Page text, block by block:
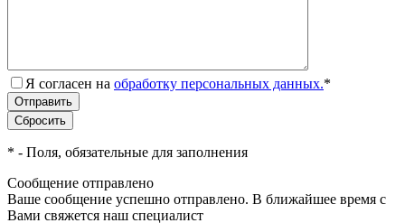
Я согласен на обработку персональных данных.*
* - Поля, обязательные для заполнения
Сообщение отправлено
Ваше сообщение успешно отправлено. В ближайшее время с
Вами свяжется наш специалист